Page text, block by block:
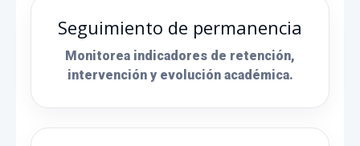
Seguimiento de permanencia
Monitorea indicadores de retención,
intervención y evolución académica.